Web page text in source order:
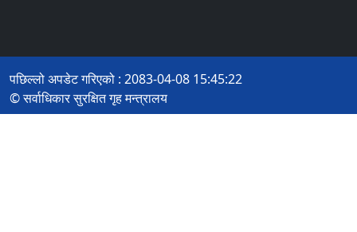
पछिल्लो अपडेट गरिएको : 2083-04-08 15:45:22
© सर्वाधिकार सुरक्षित गृह मन्त्रालय